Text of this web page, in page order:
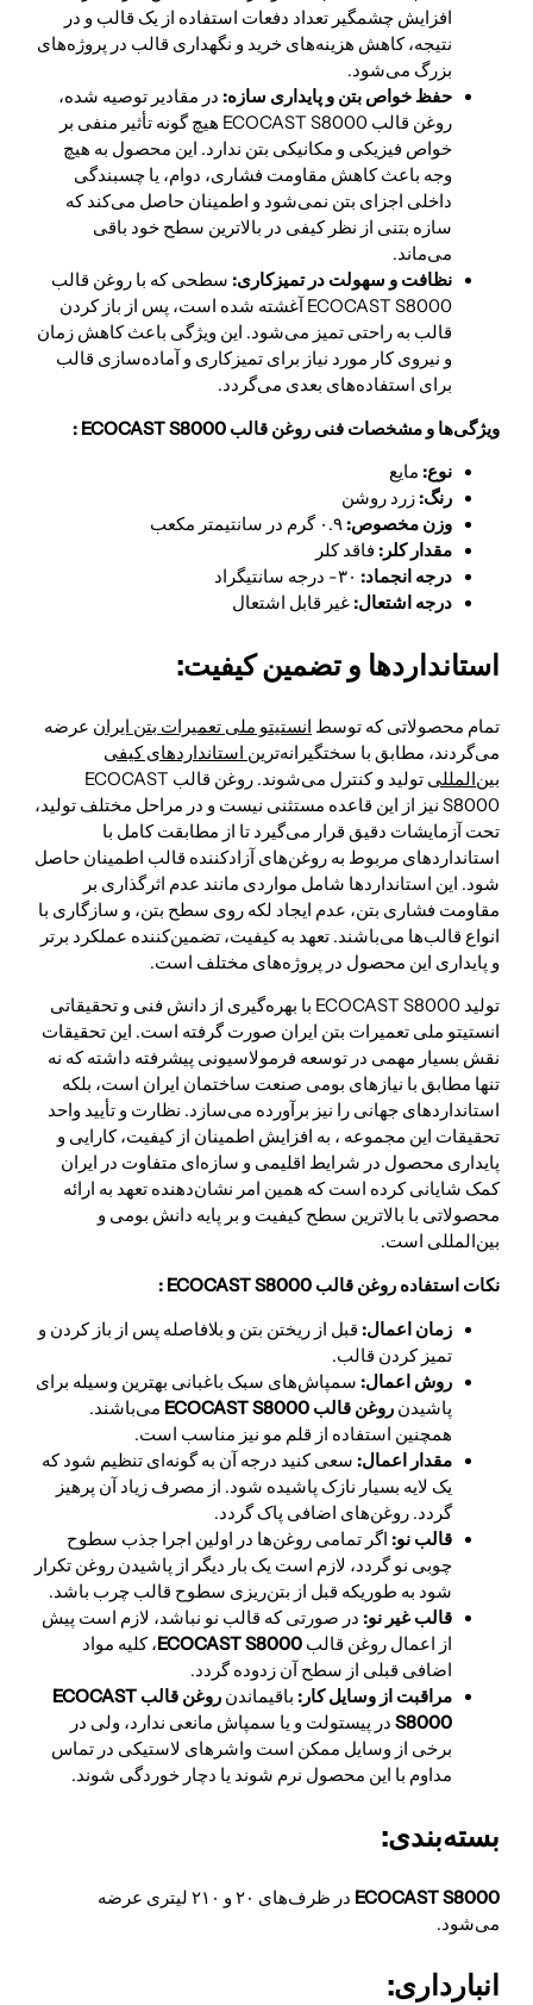
افزایش چشمگیر تعداد دفعات استفاده از یک قالب و در
نتیجه، کاهش هزینه‌های خرید و نگهداری قالب در پروژه‌های
بزرگ می‌شود.
حفظ خواص بتن و پایداری سازه: در مقادیر توصیه شده،
روغن قالب ECOCAST S8000 هیچ گونه تأثیر منفی بر
خواص فیزیکی و مکانیکی بتن ندارد. این محصول به هیچ
وجه باعث کاهش مقاومت فشاری، دوام، یا چسبندگی
داخلی اجزای بتن نمی‌شود و اطمینان حاصل می‌کند که
سازه بتنی از نظر کیفی در بالاترین سطح خود باقی
می‌ماند.
نظافت و سهولت در تمیزکاری: سطحی که با روغن قالب
ECOCAST S8000 آغشته شده است، پس از باز کردن
قالب به راحتی تمیز می‌شود. این ویژگی باعث کاهش زمان
و نیروی کار مورد نیاز برای تمیزکاری و آماده‌سازی قالب
برای استفاده‌های بعدی می‌گردد.
ویژگی‌ها و مشخصات فنی روغن قالب ECOCAST S8000 :
نوع: مایع
رنگ: زرد روشن
وزن مخصوص:
مقدار کلر: فاقد کلر
درجه انجماد:
درجه اشتعال: غیر قابل اشتعال
استانداردها و تضمین کیفیت:
تمام محصولاتی که توسط انستیتو ملی تعمیرات بتن ایران عرضه
می‌گردند، مطابق با سختگیرانه‌ترین استانداردهای کیفی
بین‌المللی
تولید و کنترل می‌شوند. روغن قالب ECOCAST
S8000 نیز از این قاعده مستثنی نیست و در مراحل مختلف تولید،
تحت آزمایشات دقیق قرار می‌گیرد تا از مطابقت کامل با
استانداردهای مربوط به روغن‌های آزادکننده قالب اطمینان حاصل
شود. این استانداردها شامل مواردی مانند عدم اثرگذاری بر
مقاومت فشاری بتن، عدم ایجاد لکه روی سطح بتن، و سازگاری با
انواع قالب‌ها می‌باشند. تعهد به کیفیت، تضمین‌کننده عملکرد برتر
و پایداری این محصول در پروژه‌های مختلف است.
تولید ECOCAST S8000 با بهره‌گیری از دانش فنی و تحقیقاتی
انستیتو ملی تعمیرات بتن ایران صورت گرفته است. این تحقیقات
نقش بسیار مهمی در توسعه فرمولاسیونی پیشرفته داشته که نه
تنها مطابق با نیازهای بومی صنعت ساختمان ایران است، بلکه
استانداردهای جهانی را نیز برآورده می‌سازد. نظارت و تأیید واحد
تحقیقات این مجموعه ، به افزایش اطمینان از کیفیت، کارایی و
پایداری محصول در شرایط اقلیمی و سازه‌ای متفاوت در ایران
کمک شایانی کرده است که همین امر نشان‌دهنده تعهد به ارائه
محصولاتی با بالاترین سطح کیفیت و بر پایه دانش بومی و
بین‌المللی است.
نکات استفاده روغن قالب ECOCAST S8000 :
زمان اعمال: قبل از ریختن بتن و بلافاصله پس از باز کردن و
تمیز کردن قالب.
روش اعمال: سمپاش‌های سبک باغبانی بهترین وسیله برای
پاشیدن روغن قالب ECOCAST S8000
می‌باشند.
همچنین استفاده از قلم مو نیز مناسب است.
مقدار اعمال: سعی کنید درجه آن به گونه‌ای تنظیم شود که
یک لایه بسیار نازک پاشیده شود. از مصرف زیاد آن پرهیز
گردد. روغن‌های اضافی پاک گردد.
قالب نو: اگر تمامی روغن‌ها در اولین اجرا جذب سطوح
چوبی نو گردد، لازم است یک بار دیگر از پاشیدن روغن تکرار
شود به طوریکه قبل از بتن‌ریزی سطوح قالب چرب باشد.
قالب غیر نو: در صورتی که قالب نو نباشد، لازم است پیش
از اعمال روغن قالب
، کلیه مواد
اضافی قبلی از سطح آن زدوده گردد.
مراقبت از وسایل کار: باقیماندن
روغن قالب ECOCAST
S8000 در پیستولت و یا سمپاش مانعی ندارد، ولی در
برخی از وسایل ممکن است واشرهای لاستیکی در تماس
مداوم با این محصول نرم شوند یا دچار خوردگی شوند.
بسته‌بندی:
ECOCAST S8000
در ظرف‌های ۲۰ و ۲۱۰ لیتری عرضه
می‌شود.
انبارداری: